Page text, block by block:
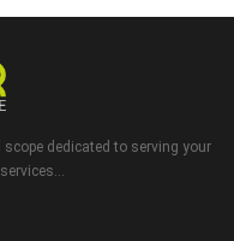
dedicated to serving your